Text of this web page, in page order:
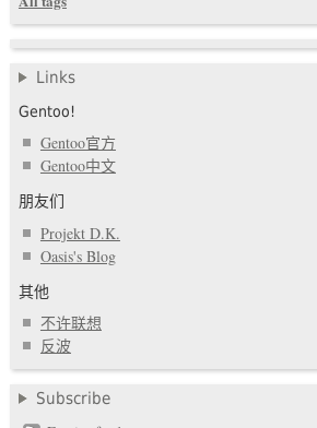
Links
Gentoo!
Gentoo官方
Gentoo中文
朋友们
Projekt D.K.
Oasis's Blog
其他
不许联想
反波
Subscribe